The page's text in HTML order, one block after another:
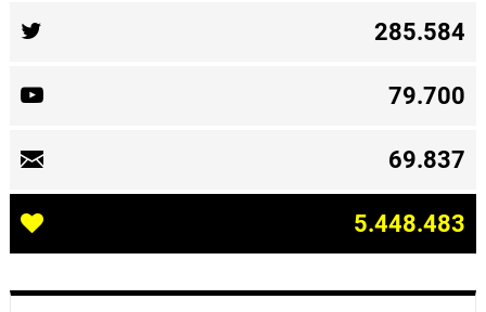
285.584
79.700
69.837
5.448.483